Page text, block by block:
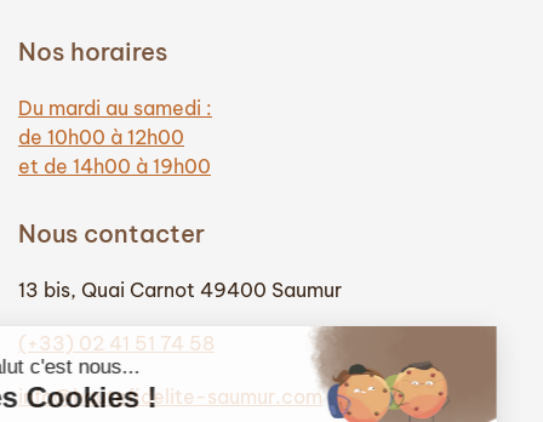
Nos horaires
Du mardi au samedi :
de 10h00 à 12h00
et de 14h00 à 19h00
Nous contacter
13 bis, Quai Carnot 49400 Saumur
(+33) 02 41 51 74 58
info@hautefidelite-saumur.com